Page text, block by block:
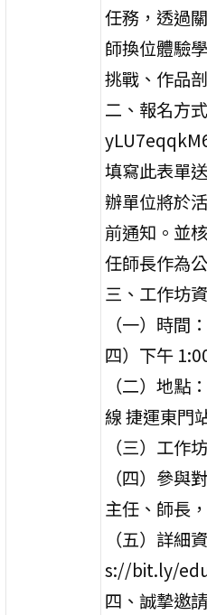
任務，透過
師換位體驗
挑戰、作品
二、報名方
填寫此表單
辦單位將於
前通知。並
任師長作為
三、工作坊
（一）時間
四）下午
（二）地點
線 捷運東門站
（三）工作
（四）參與
主任、師長
（五）詳
s://bit.ly/
四、誠摯邀